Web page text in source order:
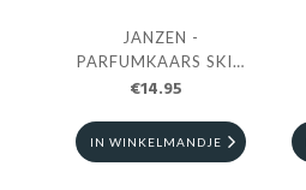
JANZEN -
PARFUMKAARS SKIN
90
€14.95
IN WINKELMANDJE